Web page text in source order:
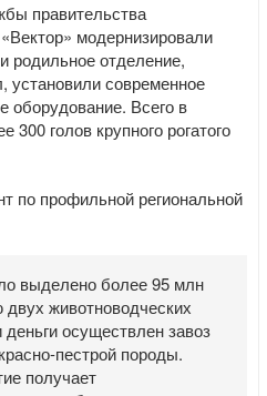
правительства
модернизировали
родильное отделение,
установили современное
оборудование. Всего в
300 голов крупного рогатого
по профильной региональной
выделено более 95 млн
животноводческих
осуществлен завоз
пестрой породы.
получает